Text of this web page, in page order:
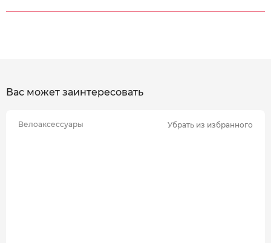
Вас может заинтересовать
Велоаксессуары Убрать из избранного